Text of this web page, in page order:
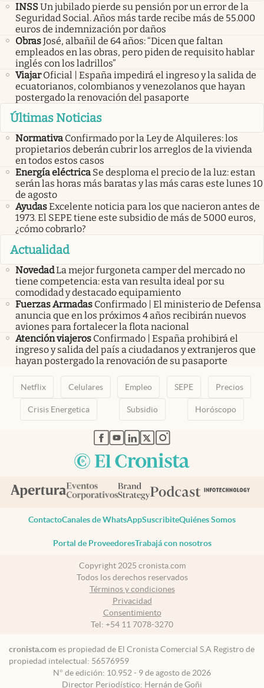
INSSUn jubilado pierde su pensión por un error de la
Seguridad Social. Años más tarde recibe más de 55.000
euros de indemnización por daños
ObrasJosé, albañil de 64 años: “Dicen que faltan
empleados en las obras, pero piden de requisito hablar
inglés con los ladrillos”
Viajar Oficial | España impedirá el ingreso y la salida de
ecuatorianos, colombianos y venezolanos que hayan
postergado la renovación del pasaporte
Últimas Noticias
Normativa Confirmado por la Ley de Alquileres: los
propietarios deberán cubrir los arreglos de la vivienda
en todos estos casos
Energía eléctrica Se desploma el precio de la luz: estan
serán las horas más baratas y las más caras este lunes 10
de agosto
AyudasExcelente noticia para los que nacieron antes de
1973. El SEPE tiene este subsidio de más de 5000 euros,
¿cómo cobrarlo?
Actualidad
NovedadLa mejor furgoneta camper del mercado no
tiene competencia: esta van resulta ideal por su
comodidad y destacado equipamiento
Fuerzas Armadas Confirmado | El ministerio de Defensa
anuncia que en los próximos 4 años recibirán nuevos
aviones para fortalecer la flota nacional
Atención viajeros Confirmado | España prohibirá el
ingreso y salida del país a ciudadanos y extranjeros que
hayan postergado la renovación de su pasaporte
Netflix Celulares Empleo SEPE Precios
Crisis Energetica Subsidio Horóscopo
abre en nueva pestaña
abre en nueva pestaña
abre en nueva pestaña
abre en nueva pestaña
abre en nueva pestaña
ContactoCanales de WhatsAppSuscribiteQuiénes Somos
Portal de ProveedoresTrabajá con nosotros
Copyright 2025 cronista.com
Todos los derechos reservados
Términos y condiciones
Privacidad
Consentimiento
Tel: +54 11 7078-3270
cronista.com es propiedad de El Cronista Comercial S.A Registro de
propiedad intelectual: 56576959
N° de edición: 10.952 - 9 de agosto de 2026
Director Periodístico: Hernán de Goñi